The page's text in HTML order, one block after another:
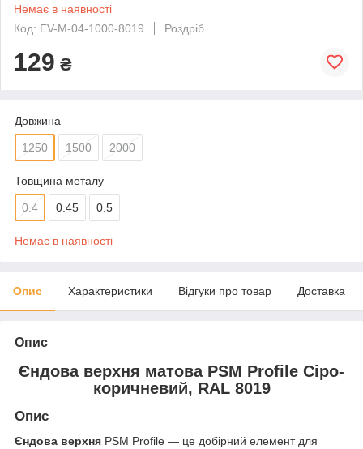
Немає в наявності
Код: EV-M-04-1000-8019
Роздріб
129 ₴
Довжина
1250 1500 2000
Товщина металу
0.4 0.45 0.5
Немає в наявності
Опис Характеристики Відгуки про товар Доставка
Опис
Єндова верхня матова PSM Profile Сіро-
коричневий, RAL 8019
Опис
Єндова верхня PSM Profile — це добірний елемент для